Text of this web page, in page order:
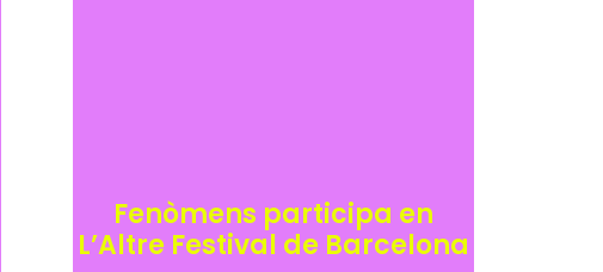
Fenòmens participa en
L’Altre Festival de Barcelona